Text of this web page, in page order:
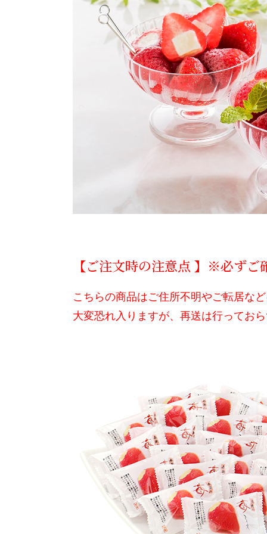
【ご注文時の注意点 】※必ずご
こちらの商品はご住所不明やご転居な
大変恐れ入りますが、再送は行ってお